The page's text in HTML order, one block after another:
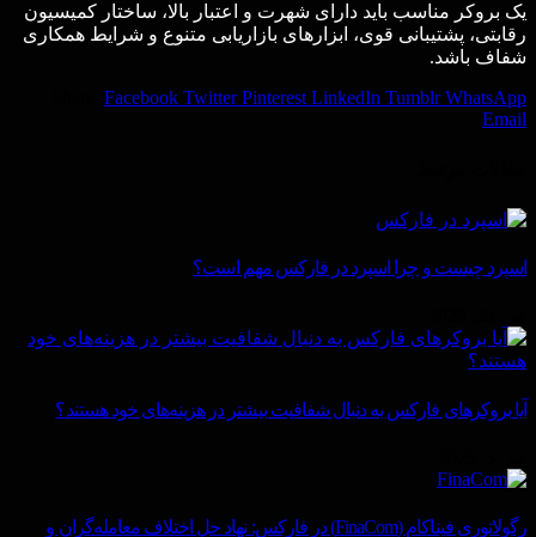
یک بروکر مناسب باید دارای شهرت و اعتبار بالا، ساختار کمیسیون
رقابتی، پشتیبانی قوی، ابزارهای بازاریابی متنوع و شرایط همکاری
شفاف باشد.
Facebook Twitter Pinterest LinkedIn Tumblr WhatsApp
Email
اسپرد چیست و چرا اسپرد در فارکس مهم است؟
آیا بروکرهای فارکس به دنبال شفافیت بیشتر در هزینه‌های خود هستند؟
رگولاتوری فیناکام (FinaCom) در فارکس: نهاد حل اختلاف معامله‌گران و